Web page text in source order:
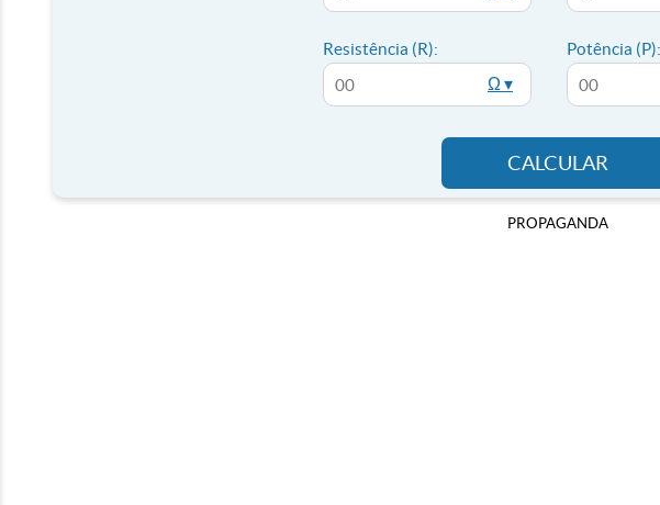
Resistência (R):
Ω ▾
Potência (P):
CALCULAR
PROPAGANDA